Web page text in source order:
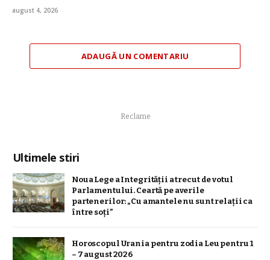
august 4, 2026
ADAUGĂ UN COMENTARIU
Reclame
Ultimele stiri
Noua Lege a Integrității a trecut de votul
Parlamentului. Ceartă pe averile
partenerilor: „Cu amantele nu sunt relații ca
între soți”
Horoscopul Urania pentru zodia Leu pentru 1
– 7 august 2026